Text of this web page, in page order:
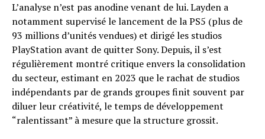
L’analyse n’est pas anodine venant de lui. Layden a
notamment supervisé le lancement de la PS5 (plus de
93 millions d’unités vendues) et dirigé les studios
PlayStation avant de quitter Sony. Depuis, il s’est
régulièrement montré critique envers la consolidation
du secteur, estimant en 2023 que le rachat de studios
indépendants par de grands groupes finit souvent par
diluer leur créativité, le temps de développement
“ralentissant” à mesure que la structure grossit.